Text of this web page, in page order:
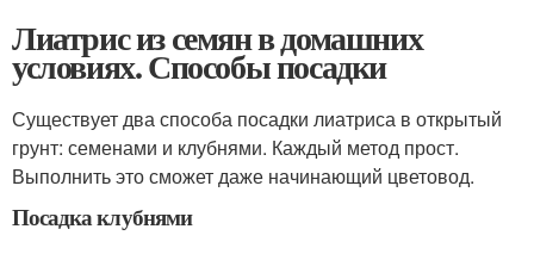
Лиатрис из семян в домашних
условиях. Способы посадки
Существует два способа посадки лиатриса в открытый
грунт: семенами и клубнями. Каждый метод прост.
Выполнить это сможет даже начинающий цветовод.
Посадка клубнями